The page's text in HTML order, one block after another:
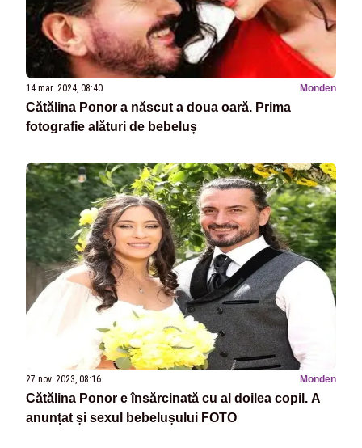
14 mar. 2024, 08:40 Monden
Cătălina Ponor a născut a doua oară. Prima
fotografie alături de bebeluș
27 nov. 2023, 08:16 Monden
Cătălina Ponor e însărcinată cu al doilea copil. A
anunțat și sexul bebelușului FOTO